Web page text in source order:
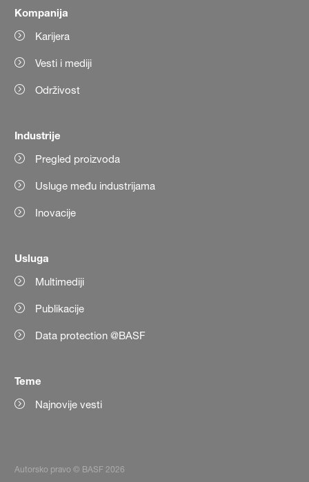
Kompanija
Karijera
Vesti i mediji
Održivost
Industrije
Pregled proizvoda
Usluge među industrijama
Inovacije
Usluga
Multimediji
Publikacije
Data protection @BASF
Teme
Najnovije vesti
Autorsko pravo © BASF 2026